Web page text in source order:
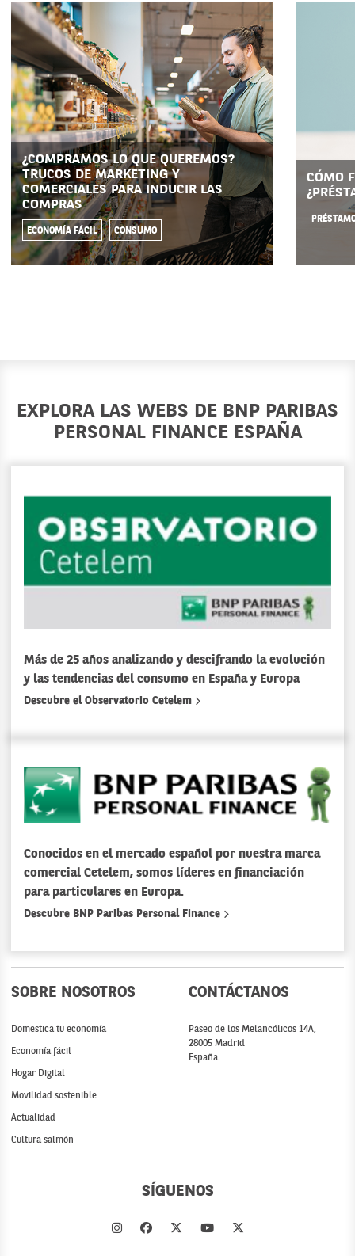
¿COMPRAMOS LO QUE QUEREMOS?
TRUCOS DE MARKETING Y
COMERCIALES PARA INDUCIR LAS
COMPRAS
ECONOMÍA FÁCIL CONSUMO
CÓMO
EXPLORA LAS WEBS DE BNP PARIBAS
PERSONAL FINANCE ESPAÑA
Más de 25 años analizando y descifrando la evolución
y las tendencias del consumo en España y Europa
Descubre el Observatorio Cetelem
Conocidos en el mercado español por nuestra marca
comercial Cetelem, somos líderes en financiación
para particulares en Europa.
Descubre BNP Paribas Personal Finance
SOBRE NOSOTROS
Domestica tu economía
Economía fácil
Hogar Digital
Movilidad sostenible
Actualidad
Cultura salmón
CONTÁCTANOS
Paseo de los Melancólicos 14A,
28005 Madrid
España
SÍGUENOS